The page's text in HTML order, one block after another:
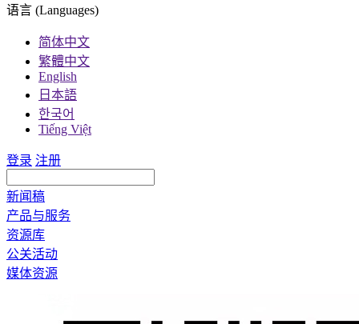
语言 (Languages)
简体中文
繁體中文
English
日本語
한국어
Tiếng Việt
登录 注册
新闻稿
产品与服务
资源库
公关活动
媒体资源